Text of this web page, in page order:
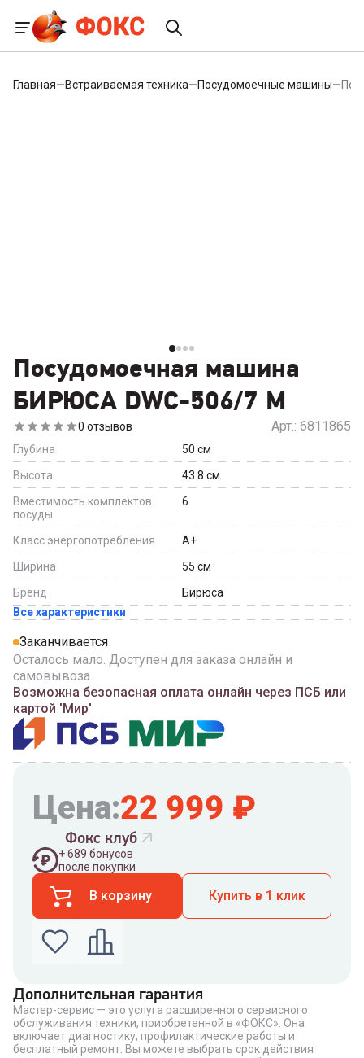
Главная—Встраиваемая техника—Посудомоечные машины—
Посудомоечная машина
БИРЮСА DWC-506/7 M
0 отзывов Арт.: 6811865
Глубина 50 см
Высота
43.8 см
Вместимость комплектов
посуды
6
Класс энергопотребления
A+
Ширина
55 см
Бренд
Бирюса
Все характеристики
Заканчивается
Осталось мало. Доступен для заказа онлайн и
самовывоза.
Возможна безопасная оплата онлайн через ПСБ или
картой 'Мир'
Цена:22 999 ₽
Фокс клуб
+689 бонусов
после покупки
В корзину Купить в 1 клик
Введите номер телефона по которому можно
связаться с вами
Номер телефона
Дополнительная гарантия
Мастер-сервис — это услуга расширенного сервисного
обслуживания техники, приобретенной в «ФОКС». Она
включает диагностику, профилактические работы и
бесплатный ремонт. Вы можете выбрать срок действия